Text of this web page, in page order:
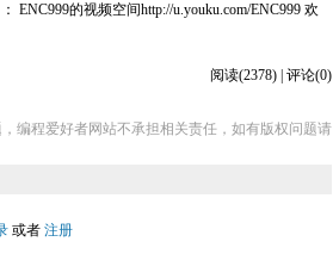
的视频空间http://u.youku.com/ENC999 欢
阅读(2378) | 评论(0)
编程爱好者网站不承担相关责任，如有版权问题请
或者 注册